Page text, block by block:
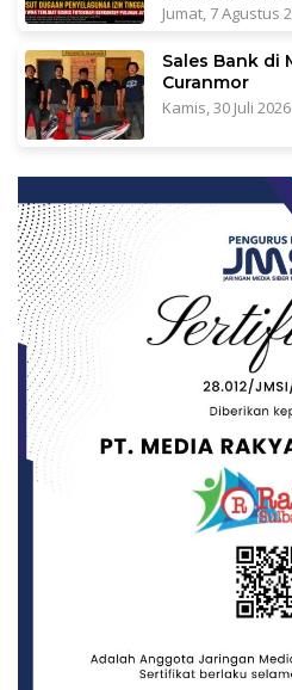
Jumat, 7 Agustus
Sales Bank di
Curanmor
Kamis, 30 Juli